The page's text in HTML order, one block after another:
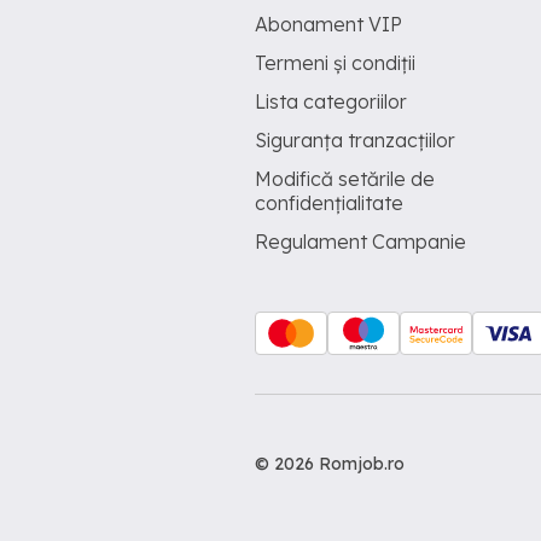
Abonament VIP
Termeni și condiții
Lista categoriilor
Siguranța tranzacțiilor
Modifică setările de
confidențialitate
Regulament Campanie
© 2026 Romjob.ro